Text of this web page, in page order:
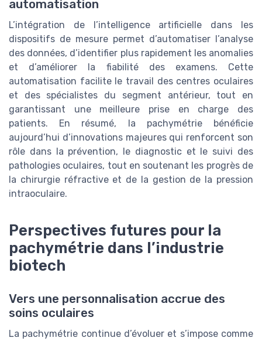
automatisation
L’intégration de l’intelligence artificielle dans les
dispositifs de mesure permet d’automatiser l’analyse
des données, d’identifier plus rapidement les anomalies
et d’améliorer la fiabilité des examens. Cette
automatisation facilite le travail des centres oculaires
et des spécialistes du segment antérieur, tout en
garantissant une meilleure prise en charge des
patients. En résumé, la pachymétrie bénéficie
aujourd’hui d’innovations majeures qui renforcent son
rôle dans la prévention, le diagnostic et le suivi des
pathologies oculaires, tout en soutenant les progrès de
la chirurgie réfractive et de la gestion de la pression
intraoculaire.
Perspectives futures pour la
pachymétrie dans l’industrie
biotech
Vers une personnalisation accrue des
soins oculaires
La pachymétrie continue d’évoluer et s’impose comme